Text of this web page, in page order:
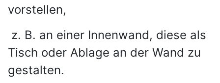
vorstellen,
z. B. an einer Innenwand, diese als
Tisch oder Ablage an der Wand zu
gestalten.